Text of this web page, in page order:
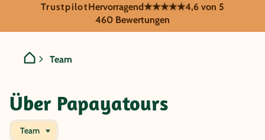
TrustpilotHervorragend★★★★★4,6 von 5
460 Bewertungen
Team
Über Papayatours
Team